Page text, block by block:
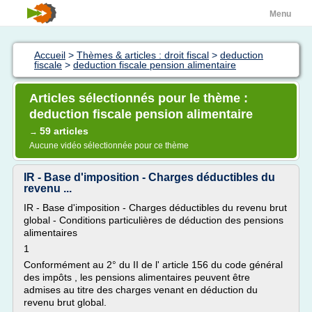
Menu
Accueil > Thèmes & articles : droit fiscal > deduction
fiscale > deduction fiscale pension alimentaire
Articles sélectionnés pour le thème :
deduction fiscale pension alimentaire
→ 59 articles
Aucune vidéo sélectionnée pour ce thème
IR - Base d'imposition - Charges déductibles du
revenu ...
IR - Base d'imposition - Charges déductibles du revenu brut
global - Conditions particulières de déduction des pensions
alimentaires
1
Conformément au 2° du II de l' article 156 du code général
des impôts , les pensions alimentaires peuvent être
admises au titre des charges venant en déduction du
revenu brut global.